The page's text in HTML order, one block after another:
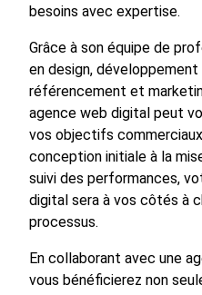
besoins avec expertise.
Grâce à son équipe de
en design, développement
référencement et
agence web digital peut
vos objectifs
conception initiale à la
suivi des performances,
digital sera à vos côtés à
processus.
En collaborant avec une
vous bénéficierez non